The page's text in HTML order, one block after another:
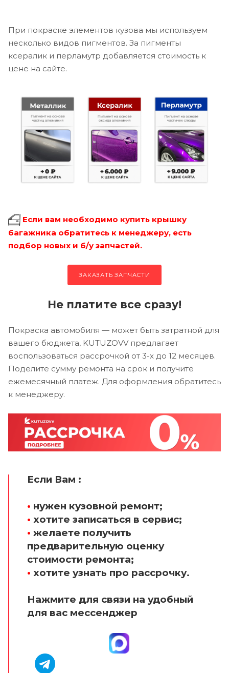
При покраске элементов кузова мы используем
несколько видов пигментов. За пигменты
ксералик и перламутр добавляется стоимость к
цене на сайте.
Если вам необходимо купить крышку
багажника обратитесь к менеджеру, есть
подбор новых и б/у запчастей.
ЗАКАЗАТЬ ЗАПЧАСТИ
Не платите все сразу!
Покраска автомобиля — может быть затратной для
вашего бюджета, KUTUZOVV предлагает
воспользоваться рассрочкой от 3-х до 12 месяцев.
Поделите сумму ремонта на срок и получите
ежемесячный платеж. Для оформления обратитесь
к менеджеру.
Если Вам :
• нужен кузовной ремонт;
• хотите записаться в сервис;
• желаете получить
предварительную оценку
стоимости ремонта;
• хотите узнать про рассрочку.
Нажмите для связи на удобный
для вас мессенджер